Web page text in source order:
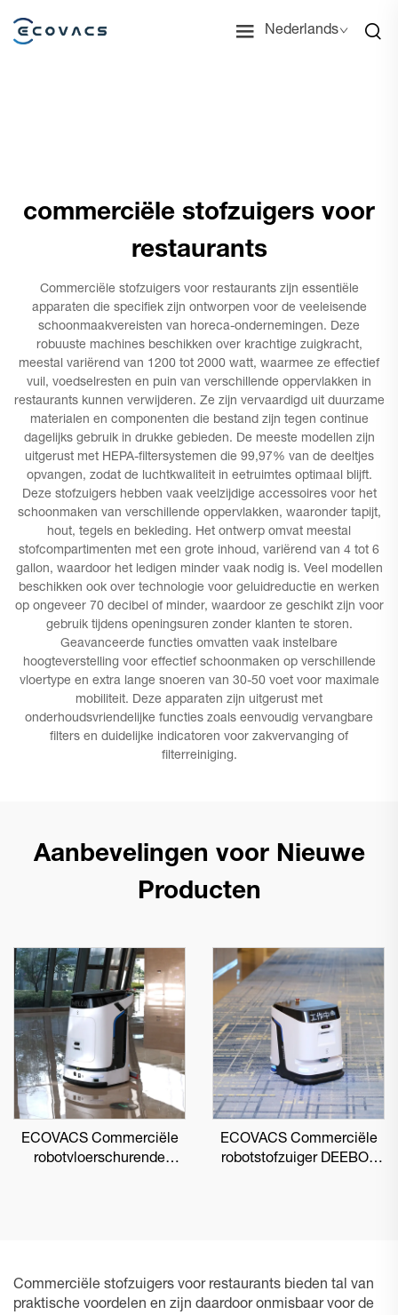
Nederlands
commerciële stofzuigers voor
restaurants
Commerciële stofzuigers voor restaurants zijn essentiële
apparaten die specifiek zijn ontworpen voor de veeleisende
schoonmaakvereisten van horeca-ondernemingen. Deze
robuuste machines beschikken over krachtige zuigkracht,
meestal variërend van 1200 tot 2000 watt, waarmee ze effectief
vuil, voedselresten en puin van verschillende oppervlakken in
restaurants kunnen verwijderen. Ze zijn vervaardigd uit duurzame
materialen en componenten die bestand zijn tegen continue
dagelijks gebruik in drukke gebieden. De meeste modellen zijn
uitgerust met HEPA-filtersystemen die 99,97% van de deeltjes
opvangen, zodat de luchtkwaliteit in eetruimtes optimaal blijft.
Deze stofzuigers hebben vaak veelzijdige accessoires voor het
schoonmaken van verschillende oppervlakken, waaronder tapijt,
hout, tegels en bekleding. Het ontwerp omvat meestal
stofcompartimenten met een grote inhoud, variërend van 4 tot 6
gallon, waardoor het ledigen minder vaak nodig is. Veel modellen
beschikken ook over technologie voor geluidreductie en werken
op ongeveer 70 decibel of minder, waardoor ze geschikt zijn voor
gebruik tijdens openingsuren zonder klanten te storen.
Geavanceerde functies omvatten vaak instelbare
hoogteverstelling voor effectief schoonmaken op verschillende
vloertype en extra lange snoeren van 30-50 voet voor maximale
mobiliteit. Deze apparaten zijn uitgerust met
onderhoudsvriendelijke functies zoals eenvoudig vervangbare
filters en duidelijke indicatoren voor zakvervanging of
filterreiniging.
Aanbevelingen voor Nieuwe
Producten
ECOVACS Commerciële
robotvloerschurende
ECOVACS Commerciële
robotstofzuiger DEEBOT
Commerciële stofzuigers voor restaurants bieden tal van
praktische voordelen en zijn daardoor onmisbaar voor de